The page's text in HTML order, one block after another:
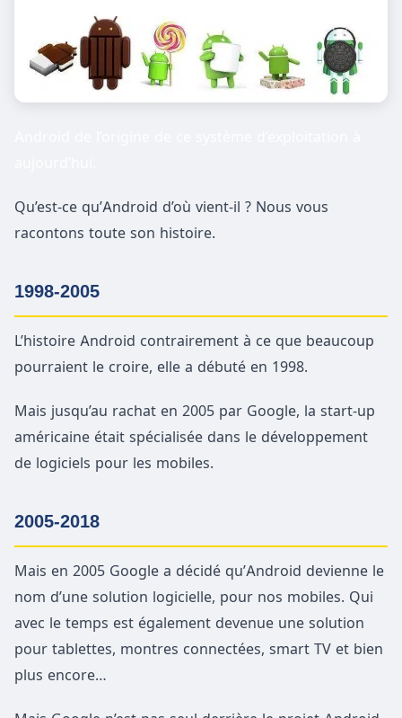
Qu’est-ce qu’Android d’où vient-il ? Nous vous
racontons toute son histoire.
1998-2005
L’histoire Android contrairement à ce que beaucoup
pourraient le croire, elle a débuté en 1998.
Mais jusqu’au rachat en 2005 par Google, la start-up
américaine était spécialisée dans le développement
de logiciels pour les mobiles.
2005-2018
Mais en 2005 Google a décidé qu’Android devienne le
nom d’une solution logicielle, pour nos mobiles. Qui
avec le temps est également devenue une solution
pour tablettes, montres connectées, smart TV et bien
plus encore…